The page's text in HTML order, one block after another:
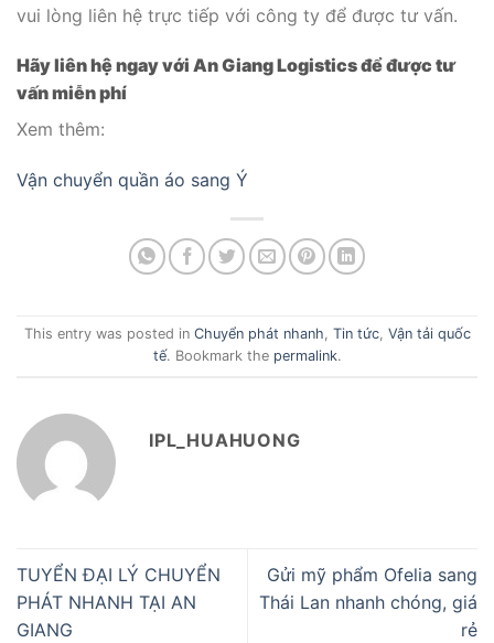
vui lòng liên hệ trực tiếp với công ty để được tư vấn.
Hãy liên hệ ngay với An Giang Logistics để được tư
vấn miễn phí
Xem thêm:
Vận chuyển quần áo sang Ý
This entry was posted in Chuyển phát nhanh, Tin tức, Vận tải quốc
tế. Bookmark the permalink.
IPL_HUAHUONG
TUYỂN ĐẠI LÝ CHUYỂN
PHÁT NHANH TẠI AN
GIANG
Gửi mỹ phẩm Ofelia sang
Thái Lan nhanh chóng, giá
rẻ